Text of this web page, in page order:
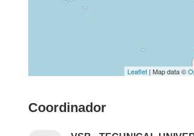
Leaflet | Map data ©
Coordinador